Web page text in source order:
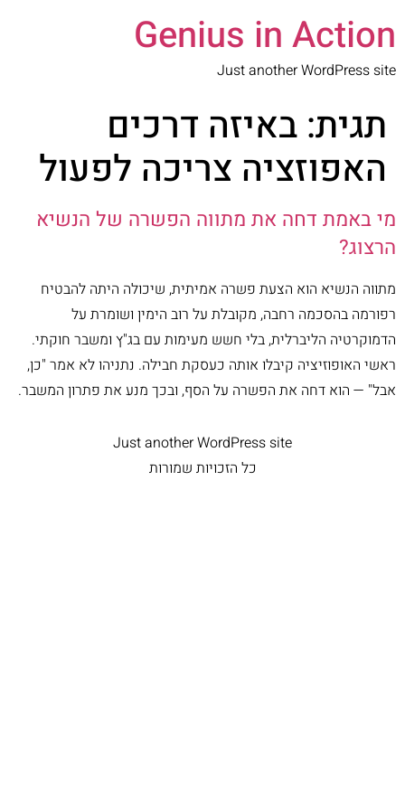
Genius in Action
Just another WordPress site
תגית: באיזה דרכים
האפוזציה צריכה לפעול
מי באמת דחה את מתווה הפשרה של הנשיא
הרצוג?
מתווה הנשיא הוא הצעת פשרה אמיתית, שיכולה היתה להבטיח
רפורמה בהסכמה רחבה, מקובלת על רוב הימין ושומרת על
הדמוקרטיה הליברלית, בלי חשש מעימות עם בג"ץ ומשבר חוקתי.
ראשי האופוזיציה קיבלו אותה כעסקת חבילה. נתניהו לא אמר "כן,
אבל" — הוא דחה את הפשרה על הסף, ובכך מנע את פתרון המשבר.
Just another WordPress site
כל הזכויות שמורות